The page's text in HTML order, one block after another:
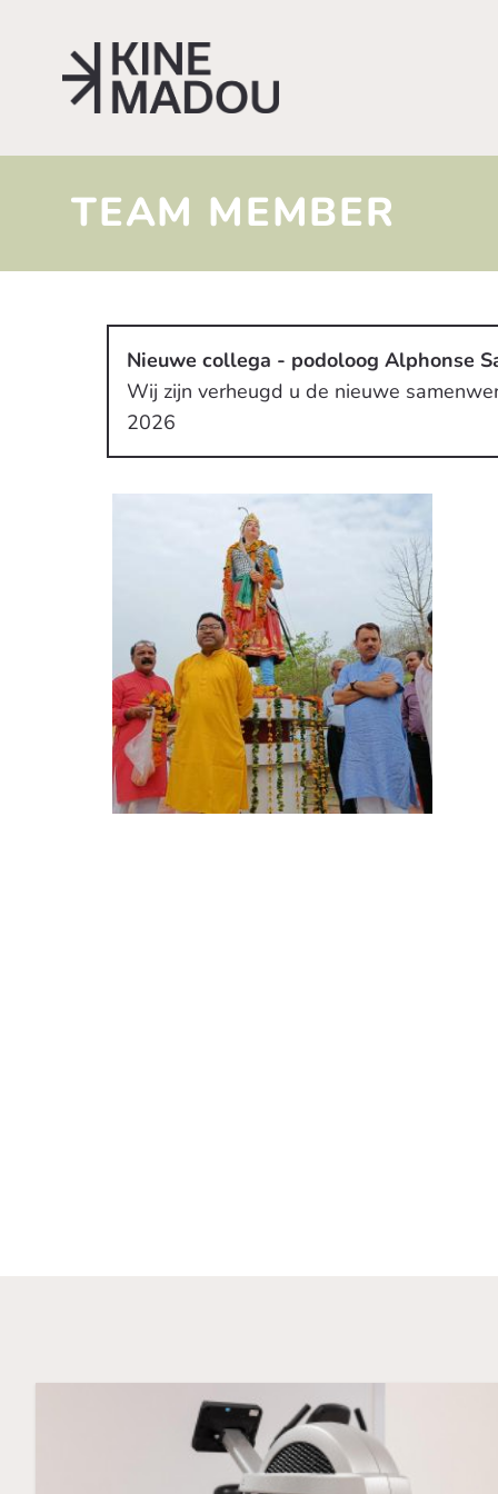
Kine Madou
TEAM MEMBER
Nieuwe collega - podoloog Alphonse
Wij zijn verheugd u de nieuwe
2026